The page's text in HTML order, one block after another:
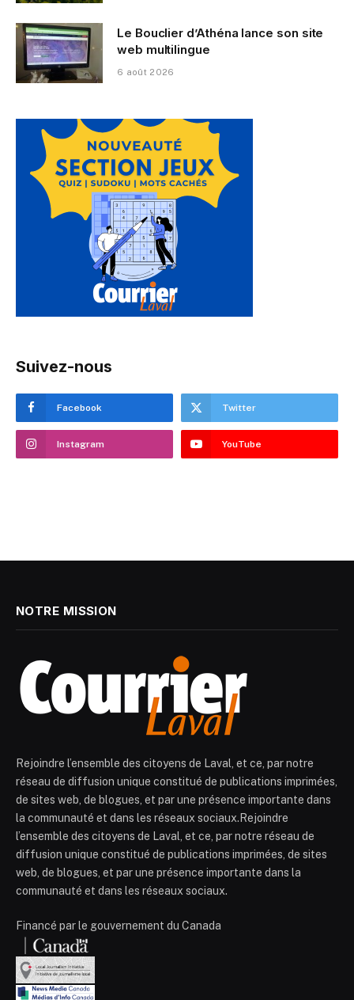
Le Bouclier d’Athéna lance son site
web multilingue
6 août 2026
Suivez-nous
Facebook Twitter
Instagram YouTube
NOTRE MISSION
Rejoindre l’ensemble des citoyens de Laval, et ce, par notre
réseau de diffusion unique constitué de publications imprimées,
de sites web, de blogues, et par une présence importante dans
la communauté et dans les réseaux sociaux.Rejoindre
l’ensemble des citoyens de Laval, et ce, par notre réseau de
diffusion unique constitué de publications imprimées, de sites
web, de blogues, et par une présence importante dans la
communauté et dans les réseaux sociaux.
Financé par le gouvernement du Canada